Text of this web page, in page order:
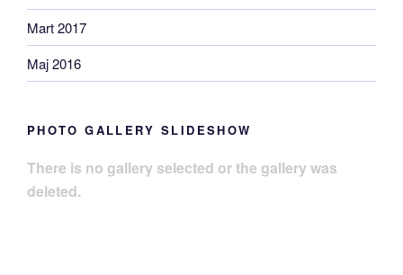
Mart 2017
Maj 2016
PHOTO GALLERY SLIDESHOW
There is no gallery selected or the gallery was
deleted.